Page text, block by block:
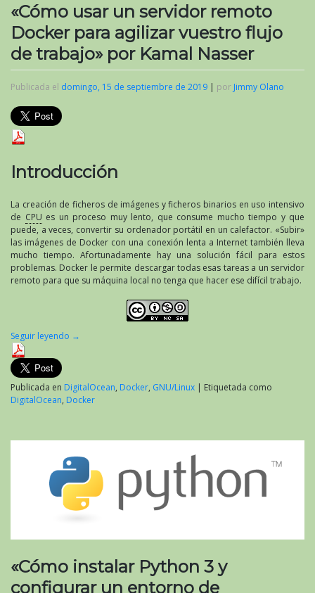
«Cómo usar un servidor remoto
Docker para agilizar vuestro flujo
de trabajo» por Kamal Nasser
Publicada el domingo, 15 de septiembre de 2019 | por Jimmy Olano
Introducción
La creación de ficheros de imágenes y ficheros binarios en uso intensivo
de CPU es un proceso muy lento, que consume mucho tiempo y que
puede, a veces, convertir su ordenador portátil en un calefactor. «Subir»
las imágenes de Docker con una conexión lenta a Internet también lleva
mucho tiempo. Afortunadamente hay una solución fácil para estos
problemas. Docker le permite descargar todas esas tareas a un servidor
remoto para que su máquina local no tenga que hacer ese difícil trabajo.
Seguir leyendo →
Publicada en DigitalOcean, Docker, GNU/Linux | Etiquetada como
DigitalOcean, Docker
«Cómo instalar Python 3 y
configurar un entorno de